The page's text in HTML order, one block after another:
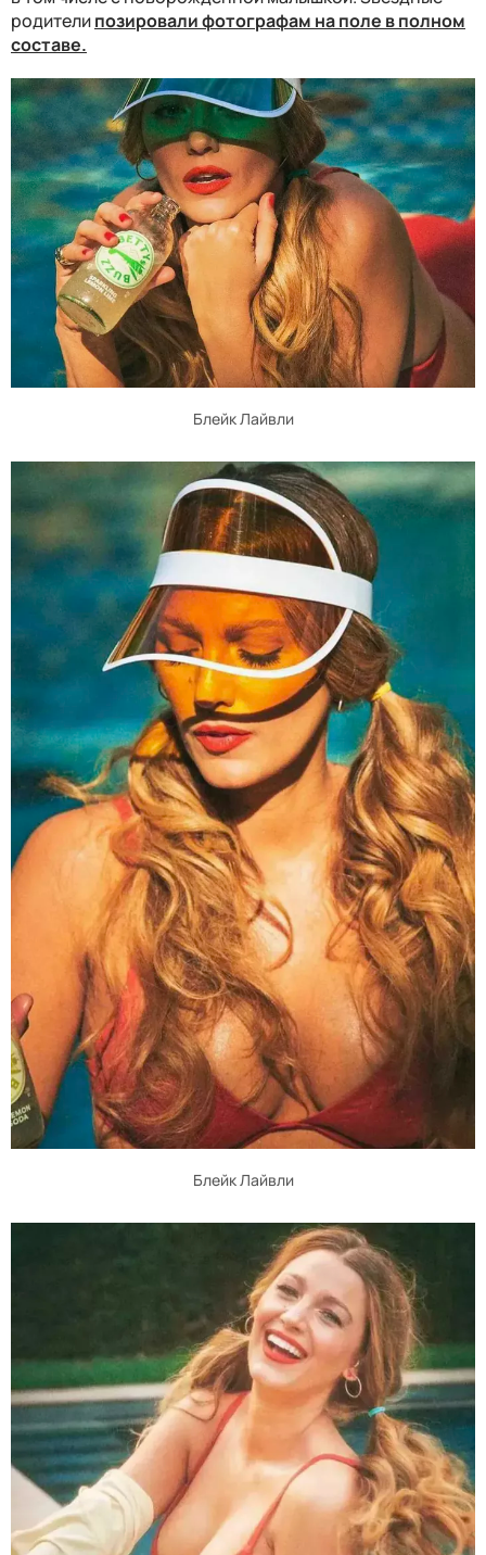
родителипозировали фотографам на поле в полном
составе.
Блейк Лайвли
Блейк Лайвли